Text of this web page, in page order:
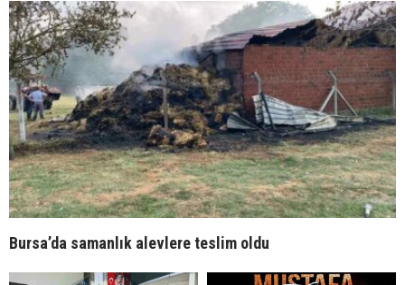
Bursa’da samanlık alevlere teslim oldu